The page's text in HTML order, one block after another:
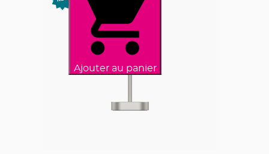
Ajouter au panier